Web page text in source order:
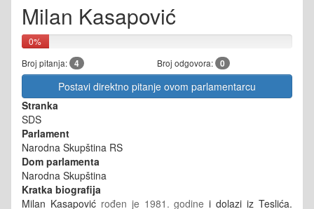
Milan Kasapović
0%
Broj pitanja: 4 Broj odgovora: 0
Postavi direktno pitanje ovom parlamentarcu
Stranka
SDS
Parlament
Narodna Skupština RS
Dom parlamenta
Narodna Skupština
Kratka biografija
Milan Kasapović rođen je 1981. godine i dolazi iz Teslića.